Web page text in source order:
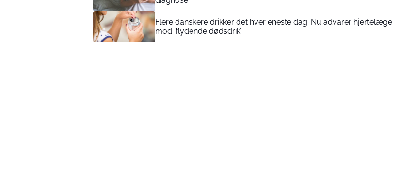
Flere danskere drikker det hver eneste dag: Nu advarer hjertelæge
mod ‘flydende dødsdrik’